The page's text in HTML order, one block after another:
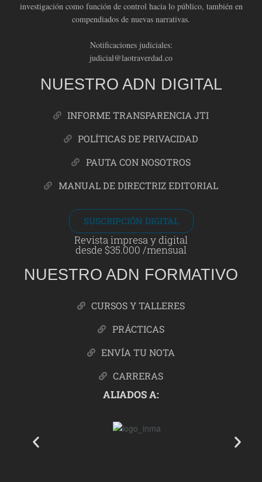
investigación como función de control hacia lo público, también en
compendiados de nuevas narrativas.
Notificaciones judiciales:
judicial@laotraverdad.co
NUESTRO ADN DIGITAL
INFORME TRANSPARENCIA JTI
POLÍTICAS DE PRIVACIDAD
PAUTA CON NOSOTROS
MANUAL DE DIRECTRIZ EDITORIAL
SUSCRIPCIÓN DIGITAL
Revista impresa y digital
desde $35.000 /mensual
NUESTRO ADN FORMATIVO
CURSOS Y TALLERES
PRÁCTICAS
ENVÍA TU NOTA
CARRERAS
ALIADOS A: